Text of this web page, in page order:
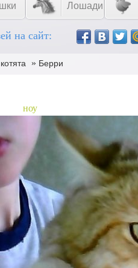
Лошади
на сайт:
котята » Берри
ноу